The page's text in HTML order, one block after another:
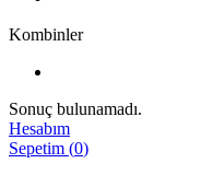
Kombinler
Sonuç bulunamadı.
Hesabım
Sepetim (0)